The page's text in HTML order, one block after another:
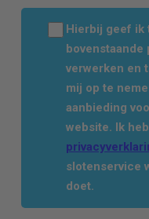
Hierbij geef ik
bovenstaande
verwerken en
mij op te
aanbieding
website. Ik
slotenservice
doet.